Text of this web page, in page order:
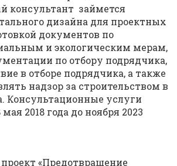
консультант займется
дизайна для проектных
документов по
и экологическим мерам,
по отбору подрядчика,
в отборе подрядчика, а также
надзор за строительством в
Консультационные услуги
2018 года до ноября 2023
«Предотвращение